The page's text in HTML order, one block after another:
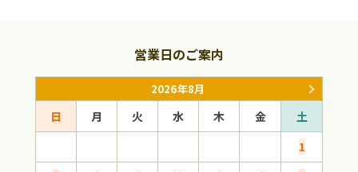
営業日のご案内
2026年8月
日 月 火 水 木 金
土
1